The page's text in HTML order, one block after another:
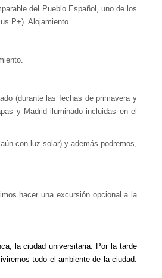
del Pueblo Español, uno de los
P+). Alojamiento.
(durante las fechas de primavera y
y Madrid iluminado incluidas en el
con luz solar) y además podremos,
hacer una excursión opcional a la
la ciudad universitaria. Por la tarde
todo el ambiente de la ciudad.